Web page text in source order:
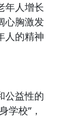
年人增长
心胸激发
人的精神
公益性的
学校”，